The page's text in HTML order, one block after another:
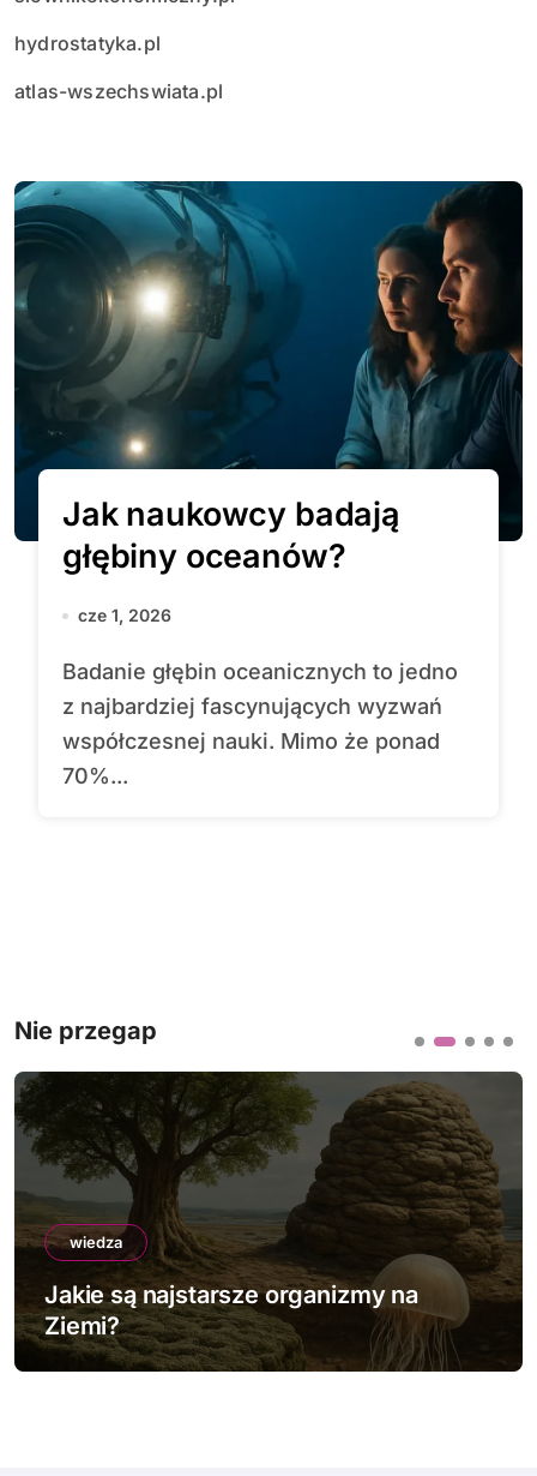
hydrostatyka.pl
atlas-wszechswiata.pl
Jak naukowcy badają
głębiny oceanów?
cze 1, 2026
Badanie głębin oceanicznych to jedno
z najbardziej fascynujących wyzwań
współczesnej nauki. Mimo że ponad
70%...
Nie przegap
wiedza
Jakie są najstarsze organizmy na
Ziemi?